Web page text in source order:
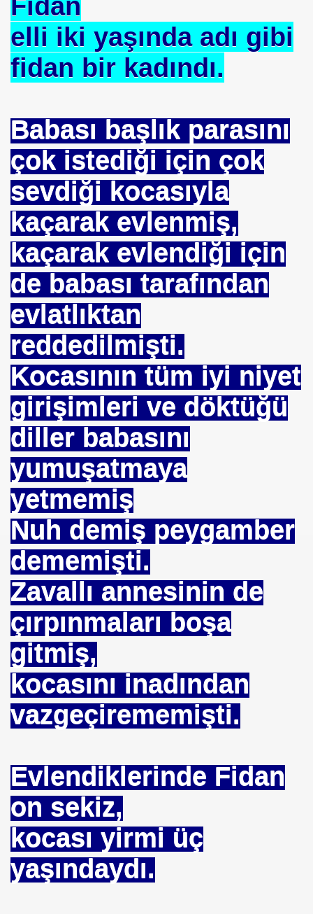
Fidan
elli iki yaşında adı gibi
fidan bir kadındı.
Babası başlık parasını
çok istediği için çok
sevdiği kocasıyla
kaçarak evlenmiş,
kaçarak evlendiği için
de babası tarafından
evlatlıktan
reddedilmişti.
Kocasının tüm iyi niyet
girişimleri ve döktüğü
diller babasını
yumuşatmaya
yetmemiş
Nuh demiş peygamber
dememişti.
Zavallı annesinin de
çırpınmaları boşa
gitmiş,
kocasını inadından
vazgeçirememişti.
Evlendiklerinde Fidan
on sekiz,
kocası yirmi üç
yaşındaydı.
Mücadele Derneği
ERDEMi
?
İSMAİL TOPKAR